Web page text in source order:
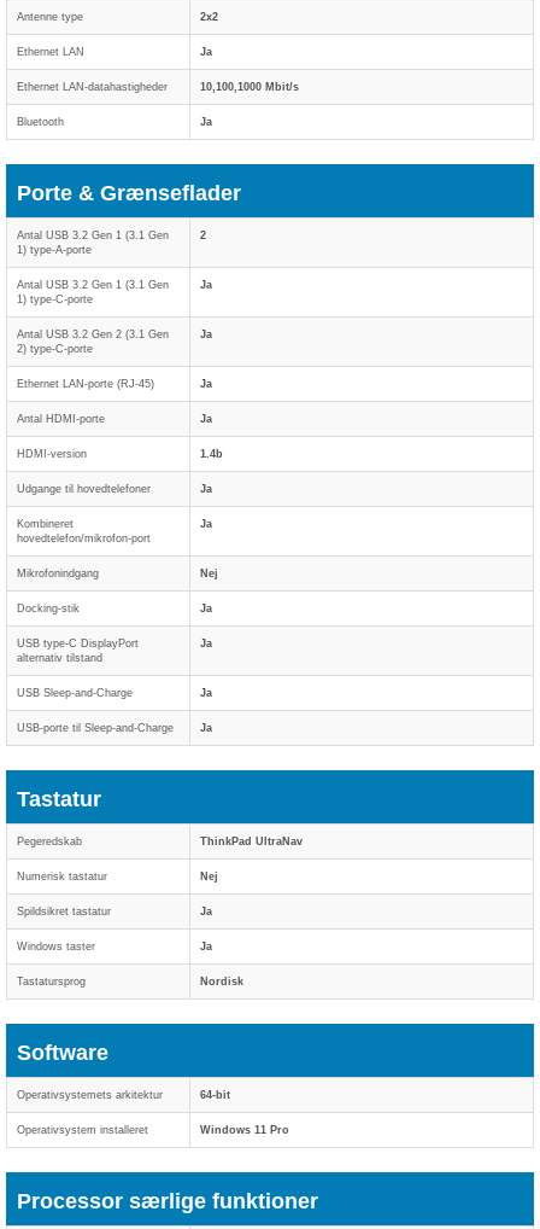
Antenne type 2x2
Ethernet LAN Ja
Ethernet LAN-datahastigheder 10,100,1000 Mbit/s
Bluetooth Ja
Porte & Grænseflader
Antal USB 3.2 Gen 1 (3.1 Gen
1) type-A-porte
2
Antal USB 3.2 Gen 1 (3.1 Gen
1) type-C-porte
Ja
Antal USB 3.2 Gen 2 (3.1 Gen
2) type-C-porte
Ja
Ethernet LAN-porte (RJ-45) Ja
Antal HDMI-porte Ja
HDMI-version 1.4b
Udgange til hovedtelefoner Ja
Kombineret
hovedtelefon/mikrofon-port
Ja
Mikrofonindgang Nej
Docking-stik Ja
USB type-C DisplayPort
alternativ tilstand
Ja
USB Sleep-and-Charge Ja
USB-porte til Sleep-and-Charge Ja
Tastatur
Pegeredskab ThinkPad UltraNav
Numerisk tastatur Nej
Spildsikret tastatur Ja
Windows taster Ja
Tastatursprog Nordisk
Software
Operativsystemets arkitektur 64-bit
Operativsystem installeret Windows 11 Pro
Processor særlige funktioner